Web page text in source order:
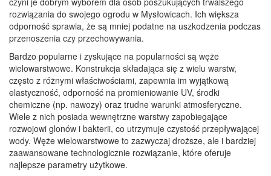
rozwiązania do swojego ogrodu w Mysłowicach. Ich większa
odporność sprawia, że są mniej podatne na uszkodzenia podczas
przenoszenia czy przechowywania.
Bardzo popularne i zyskujące na popularności są węże
wielowarstwowe. Konstrukcja składająca się z wielu warstw,
często z różnymi właściwościami, zapewnia im wyjątkową
elastyczność, odporność na promieniowanie UV, środki
chemiczne (np. nawozy) oraz trudne warunki atmosferyczne.
Wiele z nich posiada wewnętrzne warstwy zapobiegające
rozwojowi glonów i bakterii, co utrzymuje czystość przepływającej
wody. Węże wielowarstwowe to zazwyczaj droższe, ale i bardziej
zaawansowane technologicznie rozwiązanie, które oferuje
najlepsze parametry użytkowe.